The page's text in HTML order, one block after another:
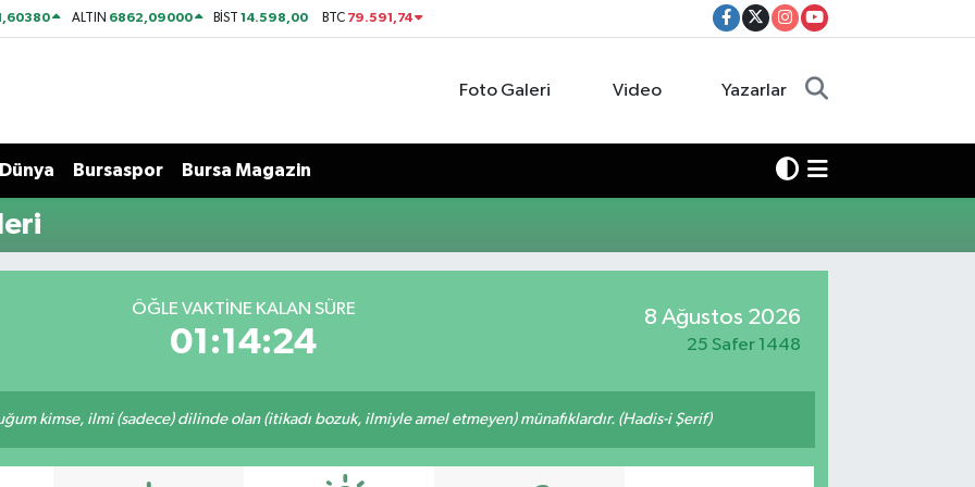
ALTIN 6862,09000 BİST14.598,00 BTC 79.591,74
Foto Galeri Video Yazarlar
Dünya Bursaspor Bursa Magazin
ÖĞLE VAKTİNE KALAN SÜRE
01:14:23
8 Ağustos 2026
25 Safer 1448
kimse, ilmi (sadece) dilinde olan (itikadı bozuk, ilmiyle amel etmeyen) münafıklardır. (Hadis-i Şerif)